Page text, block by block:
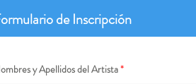
de Inscripción
y Apellidos del Artista